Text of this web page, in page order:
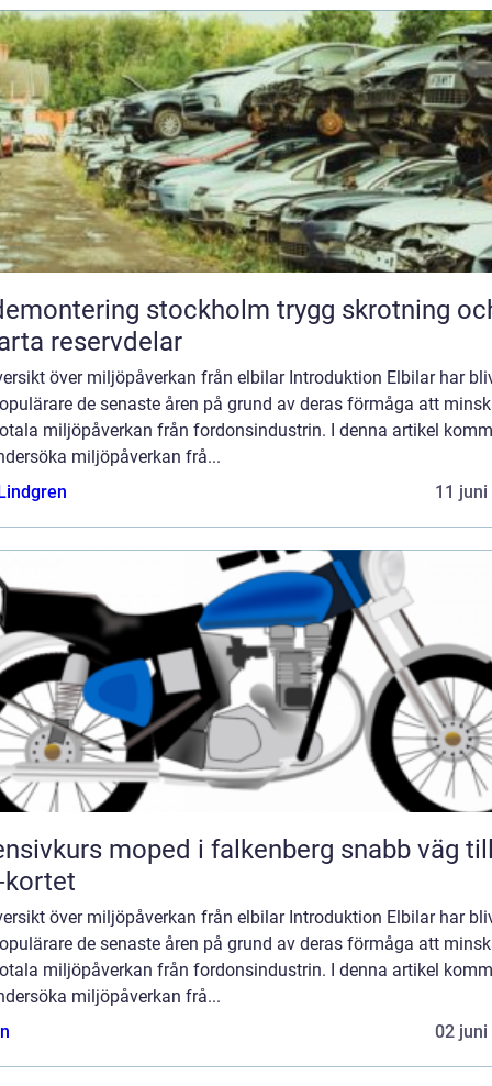
stockholm trygg skrotning och
reservdelar
över miljöpåverkan från elbilar Introduktion Elbilar har
de senaste åren på grund av deras förmåga att
miljöpåverkan från fordonsindustrin. I denna artikel
miljöpåverkan frå...
11 juni
moped i falkenberg snabb väg till
kortet
över miljöpåverkan från elbilar Introduktion Elbilar har
de senaste åren på grund av deras förmåga att
miljöpåverkan från fordonsindustrin. I denna artikel
miljöpåverkan frå...
02 juni